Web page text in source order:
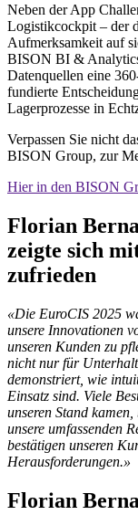
Neben der App
Logistikcockpit – der
Aufmerksamkeit auf
BISON BI &
Datenquellen eine
fundierte
Lagerprozesse in
Verpassen Sie nicht
BISON Group, zur
Hier in den BISON
Florian
zeigte sich
zufrieden
«Die EuroCIS 2025
unsere Innovationen
unseren Kunden zu
nicht nur für
demonstriert, wie
Einsatz sind. Viele
unseren Stand
unsere umfassenden
bestätigen unseren
Herausforderungen.»
Florian